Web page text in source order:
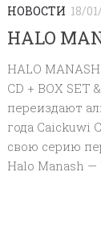
НОВОСТИ 18/
HALO
HALO
CD + BOX SET
переиздают
года Caickuwi
свою серию
Halo Manash —